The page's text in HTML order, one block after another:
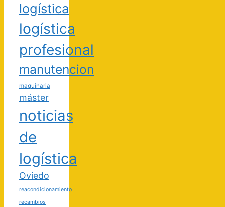
logística
logística
profesional
manutencion
maquinaria
máster
noticias
de
logística
Oviedo
reacondicionamiento
recambios